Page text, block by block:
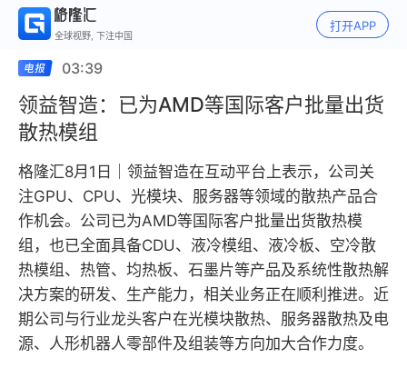
全球视野, 下注中国
打开APP
03:39
领益智造：已为AMD等国际客户批量出货
散热模组
格隆汇8月1日｜领益智造在互动平台上表示，公司关
注GPU、CPU、光模块、服务器等领域的散热产品合
作机会。公司已为AMD等国际客户批量出货散热模
组，也已全面具备CDU、液冷模组、液冷板、空冷散
热模组、热管、均热板、石墨片等产品及系统性散热解
决方案的研发、生产能力，相关业务正在顺利推进。近
期公司与行业龙头客户在光模块散热、服务器散热及电
源、人形机器人零部件及组装等方向加大合作力度。